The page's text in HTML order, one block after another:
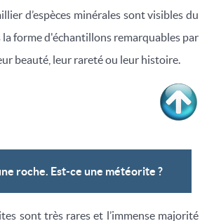
d’espèces minérales sont visibles du
la forme d'échantillons remarquables par
beauté, leur rareté ou leur histoire.
roche. Est-ce une météorite ?
sont très rares et l’immense majorité